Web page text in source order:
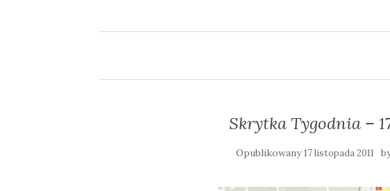
Skrytka Tygodnia –
Opublikowany17 listopada 2011